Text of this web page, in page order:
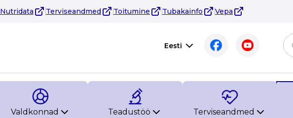
Nutridata Terviseandmed Toitumine Tubakainfo Vepa
Eesti
Valdkonnad Teadustöö Terviseandmed